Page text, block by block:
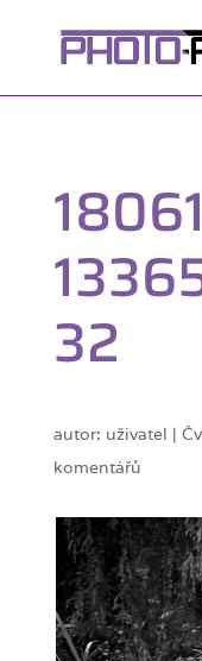
32
autor: uživatel |
komentářů